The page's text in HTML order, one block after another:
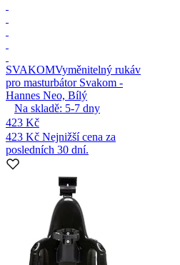
SVAKOMVyměnitelný rukáv
pro masturbátor Svakom -
Hannes Neo, Bílý
Na skladě: 5-7 dny
423 Kč
423 Kč Nejnižší cena za
posledních 30 dní.